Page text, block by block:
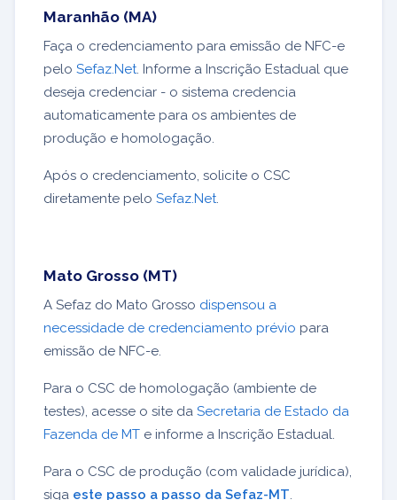
Maranhão (MA)
Faça o credenciamento para emissão de NFC-e
pelo Sefaz.Net. Informe a Inscrição Estadual que
deseja credenciar - o sistema credencia
automaticamente para os ambientes de
produção e homologação.
Após o credenciamento, solicite o CSC
diretamente pelo Sefaz.Net.
Mato Grosso (MT)
A Sefaz do Mato Grosso dispensou a
necessidade de credenciamento prévio para
emissão de NFC-e.
Para o CSC de homologação (ambiente de
testes), acesse o site da Secretaria de Estado da
Fazenda de MT e informe a Inscrição Estadual.
Para o CSC de produção (com validade jurídica),
siga este passo a passo da Sefaz-MT.